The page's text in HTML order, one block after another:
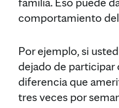
comportamiento
Por ejemplo, si
dejado de
diferencia que
tres veces por